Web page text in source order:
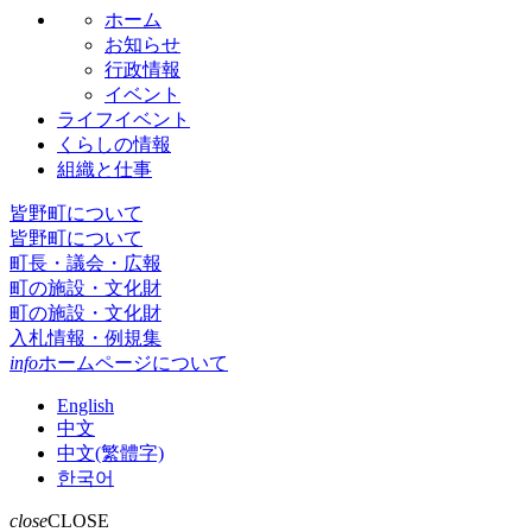
ホーム
お知らせ
行政情報
イベント
ライフイベント
くらしの情報
組織と仕事
皆野町について
皆野町について
町長・議会・広報
町の施設・文化財
町の施設・文化財
入札情報・例規集
infoホームページについて
English
中文
中文(繁體字)
한국어
closeCLOSE